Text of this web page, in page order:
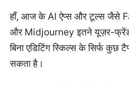
हाँ, आज के AI ऐप्स और टूल्स जैसे
और Midjourney इतने यूज़र-
बिना एडिटिंग स्किल्स के सिर्फ कुछ
सकता है।